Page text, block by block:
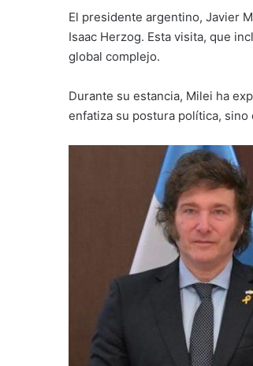
El presidente argentino, Javier
Isaac Herzog. Esta visita, que
global complejo.
Durante su estancia, Milei ha
enfatiza su postura política,